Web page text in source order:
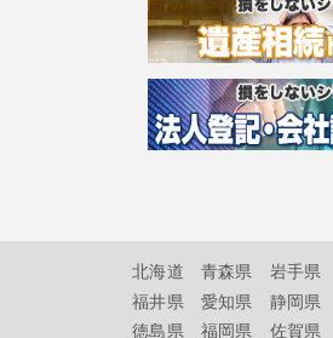
北海道 青森県 岩手県
福井県
愛知県 静岡県
徳島県
福岡県 佐賀県